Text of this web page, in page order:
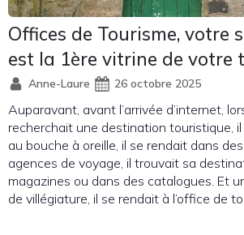
Offices de Tourisme, votre
est la 1ère vitrine de votre
Anne-Laure 26 octobre 2025
Auparavant, avant l’arrivée d’internet,
recherchait une destination touristique,
au bouche à oreille, il se rendait dans
agences de voyage, il trouvait sa
magazines ou dans des catalogues. Et
de villégiature, il se rendait à l’office de